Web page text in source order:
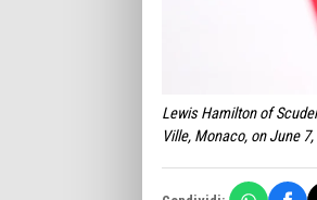
Lewis Hamilton of
Ville, Monaco, on June